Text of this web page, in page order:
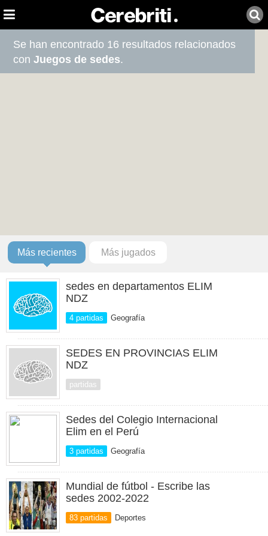
Se han encontrado 16 resultados relacionados
conJuegos de sedes.
Más recientes Más jugados
sedes en departamentos ELIM
NDZ
4 partidas Geografía
SEDES EN PROVINCIAS ELIM
NDZ
partidas
Sedes del Colegio Internacional
Elim en el Perú
3 partidas Geografía
Mundial de fútbol - Escribe las
sedes 2002-2022
83 partidas Deportes